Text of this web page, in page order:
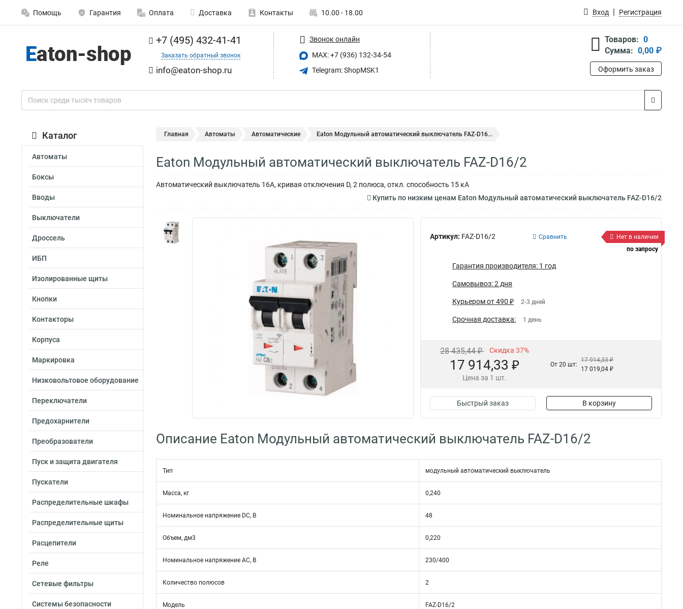
Помощь Гарантия Оплата Доставка Контакты 10.00 - 18.00 Вход Регистрация
+7 (495) 432-41-41
Заказать обратный звонок
info@eaton-shop.ru
Звонок онлайн
MAX: +7 (936) 132-34-54
Telegram: ShopMSK1
Товаров: 0
Сумма: 0,00 ₽
Оформить заказ
Каталог
Автоматы
Боксы
Вводы
Выключатели
Дроссель
ИБП
Изолированные щиты
Кнопки
Контакторы
Корпуса
Маркировка
Низковольтовое оборудование
Переключатели
Предохарнители
Преобразователи
Пуск и защита двигателя
Пускатели
Распределительные шкафы
Распределительные щиты
Расцепители
Реле
Сетевые фильтры
Системы безопасности
Главная Автоматы Автоматические Eaton Модульный автоматический выключатель FAZ-D16...
Eaton Модульный автоматический выключатель FAZ-D16/2
Автоматический выключатель 16А, кривая отключения D, 2 полюса, откл. способность 15 кА
Купить по низким ценам Eaton Модульный автоматический выключатель FAZ-D16/2
Артикул: FAZ-D16/2 Сравнить
Нет в наличии
по запросу
Гарантия производителя: 1 год
Самовывоз: 2 дня
Курьером от 490 ₽ 2-3 дней
Срочная доставка: 1 день
28 435,44 ₽ Скидка 37%
17 914,33 ₽
Цена за 1 шт.
От 20 шт:
17 914,33 ₽
17 019,04 ₽
Быстрый заказ В корзину
Описание Eaton Модульный автоматический выключатель FAZ-D16/2
Тип модульный автоматический выключатель
Масса, кг 0,240
Номинальное напряжение DC, В 48
Объем, дм3 0,220
Номинальное напряжение АС, В 230/400
Количество полюсов 2
Модель FAZ-D16/2